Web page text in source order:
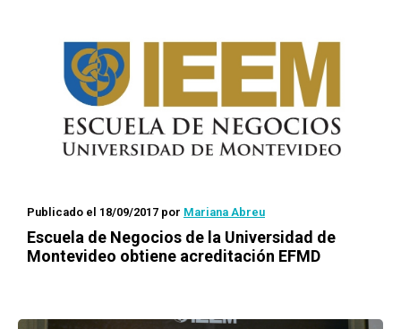
Publicado el 18/09/2017 por Mariana Abreu
Escuela de Negocios de la Universidad de
Montevideo obtiene acreditación EFMD